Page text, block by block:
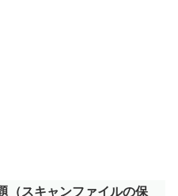
スキャンファイルの保